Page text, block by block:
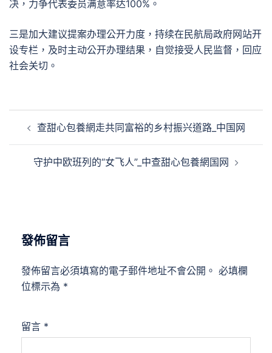
决，力争代表委员满意率达100%。
三是加大建议提案办理公开力度，持续在民航局政府网站开
设专栏，及时主动公开办理结果，自觉接受人民监督，回应
社会关切。
查甜心包養網走共同富裕的乡村振兴道路_中国网
守护中欧班列的“女飞人”_中查甜心包養網国网
發佈留言
發佈留言必須填寫的電子郵件地址不會公開。 必填欄
位標示為 *
留言 *